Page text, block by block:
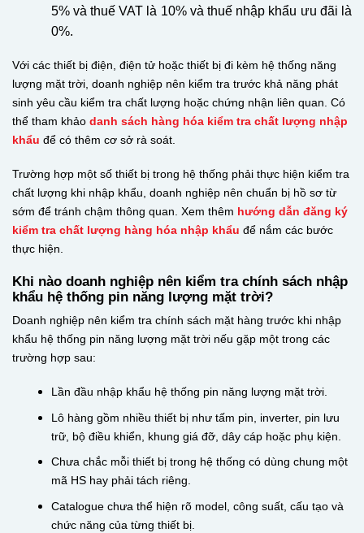
5% và thuế VAT là 10% và thuế nhập khẩu ưu đãi là
0%.
Với các thiết bị điện, điện tử hoặc thiết bị đi kèm hệ thống năng
lượng mặt trời, doanh nghiệp nên kiểm tra trước khả năng phát
sinh yêu cầu kiểm tra chất lượng hoặc chứng nhận liên quan. Có
thể tham khảo danh sách hàng hóa kiểm tra chất lượng nhập
khẩu để có thêm cơ sở rà soát.
Trường hợp một số thiết bị trong hệ thống phải thực hiện kiểm tra
chất lượng khi nhập khẩu, doanh nghiệp nên chuẩn bị hồ sơ từ
sớm để tránh chậm thông quan. Xem thêm hướng dẫn đăng ký
kiểm tra chất lượng hàng hóa nhập khẩu để nắm các bước
thực hiện.
Khi nào doanh nghiệp nên kiểm tra chính sách nhập
khẩu hệ thống pin năng lượng mặt trời?
Doanh nghiệp nên kiểm tra chính sách mặt hàng trước khi nhập
khẩu hệ thống pin năng lượng mặt trời nếu gặp một trong các
trường hợp sau:
Lần đầu nhập khẩu hệ thống pin năng lượng mặt trời.
Lô hàng gồm nhiều thiết bị như tấm pin, inverter, pin lưu
trữ, bộ điều khiển, khung giá đỡ, dây cáp hoặc phụ kiện.
Chưa chắc mỗi thiết bị trong hệ thống có dùng chung một
mã HS hay phải tách riêng.
Catalogue chưa thể hiện rõ model, công suất, cấu tạo và
chức năng của từng thiết bị.